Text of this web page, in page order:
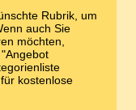
Rubrik, um
auch Sie
möchten,
kostenlose